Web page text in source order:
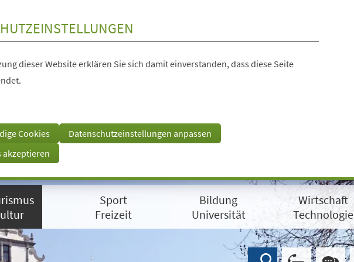
dieser Website erklären Sie sich damit einverstanden, dass diese Seite
Cookies
Datenschutzeinstellungen anpassen
akzeptieren
Sport
Freizeit
Bildung
Universität
Wirtschaft
Technologie